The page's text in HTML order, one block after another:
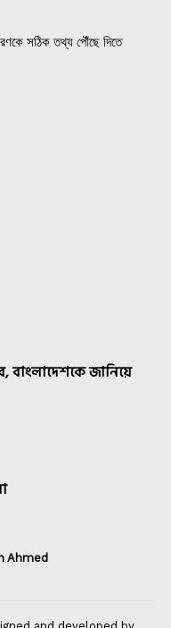
সঠিক তথ্য পৌঁছে দিতে
বাংলাদেশকে জানিয়ে
Ahmed